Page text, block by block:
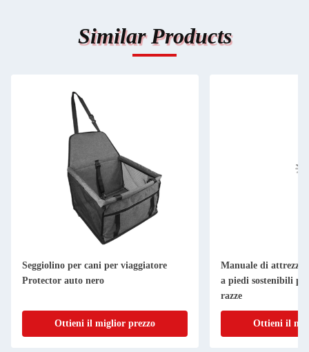
Similar Products
Seggiolino per cani per viaggiatore
Protector auto nero
Ottieni il miglior prezzo
Manuale di
a piedi sostenibili
razze
Ottieni il